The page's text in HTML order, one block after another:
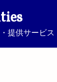
提供サービス